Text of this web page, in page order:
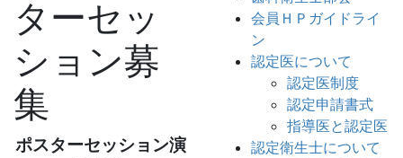
ターセッ
ション募
集
ポスターセッション演
会員ＨＰガイドライ
ン
認定医について
認定医制度
認定申請書式
指導医と認定医
認定衛生士について